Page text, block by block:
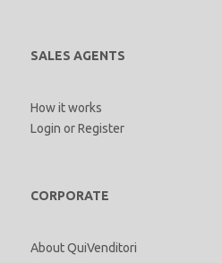
SALES AGENTS
How it works
Login orRegister
CORPORATE
About QuiVenditori